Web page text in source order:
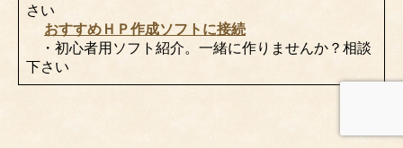
さい
おすすめＨＰ作成ソフトに接続
・初心者用ソフト紹介。一緒に作りませんか？相談
下さい